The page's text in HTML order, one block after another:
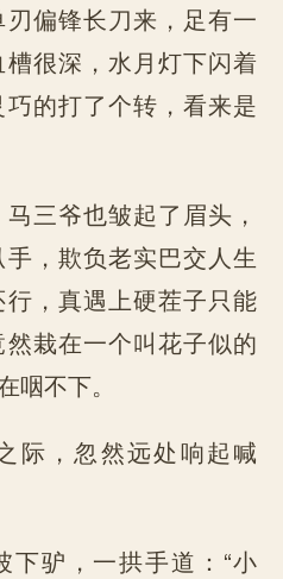
偏锋长刀来，足有一
很深，水月灯下闪着
的打了个转，看来是
爷也皱起了眉头，
，欺负老实巴交人生
，真遇上硬茬子只能
栽在一个叫花子似的
咽不下。
，忽然远处响起喊
驴，一拱手道：“小